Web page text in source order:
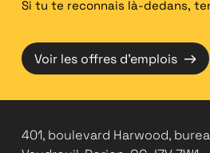
Si tu te reconnais là-dedans,
Voir les offres d'emplois →
401, boulevard Harwood,